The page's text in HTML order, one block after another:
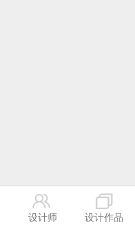
设计师 设计作品